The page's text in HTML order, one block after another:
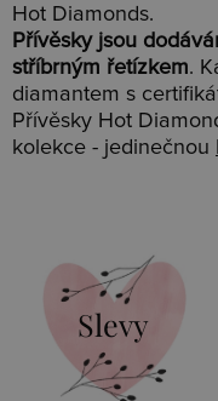
Hot Diamonds.
Přívěsky jsou
stříbrným řetízkem.
diamantem s
Přívěsky Hot
kolekce - jedinečnou
Slevy